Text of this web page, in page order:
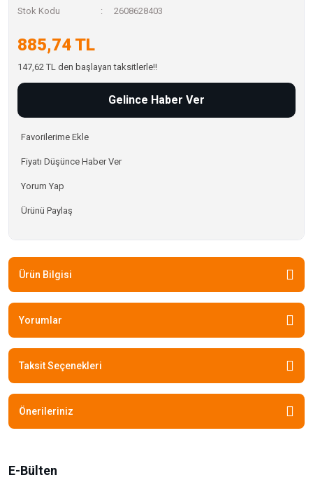
Stok Kodu
2608628403
885,74 TL
147,62 TL den başlayan taksitlerle!!
Gelince Haber Ver
Fiyatı Düşünce Haber Ver
Yorum Yap
Ürünü Paylaş
Ürün Bilgisi
Yorumlar
Taksit Seçenekleri
Önerileriniz
E-Bülten